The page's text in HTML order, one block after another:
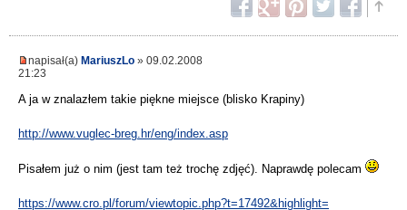
napisał(a) MariuszLo » 09.02.2008
21:23
A ja w znalazłem takie piękne miejsce (blisko Krapiny)
http://www.vuglec-breg.hr/eng/index.asp
Pisałem już o nim (jest tam też trochę zdjęć). Naprawdę polecam
https://www.cro.pl/forum/viewtopic.php?t=17492&highlight=